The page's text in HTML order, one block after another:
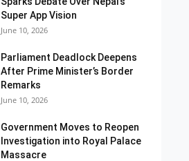
Super App Vision
June 10, 2026
Parliament Deadlock Deepens
After Prime Minister’s Border
Remarks
June 10, 2026
Government Moves to Reopen
Investigation into Royal Palace
Massacre